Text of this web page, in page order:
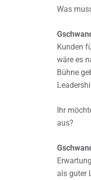
Was
Kunden
wäre es
Bühne
Ihr
aus?
als guter